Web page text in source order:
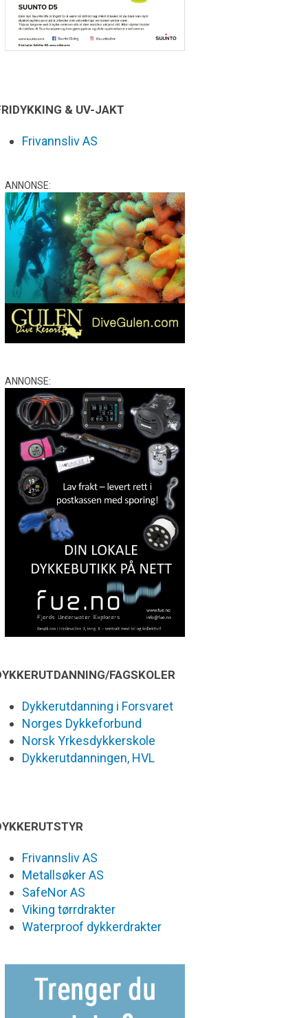
& UV-JAKT
Frivannsliv AS
ANNONSE:
ANNONSE:
FAGSKOLER
Dykkerutdanning i Forsvaret
Norges Dykkeforbund
Norsk Yrkesdykkerskole
Dykkerutdanningen, HVL
Frivannsliv AS
Metallsøker AS
SafeNor AS
Viking tørrdrakter
Waterproof dykkerdrakter